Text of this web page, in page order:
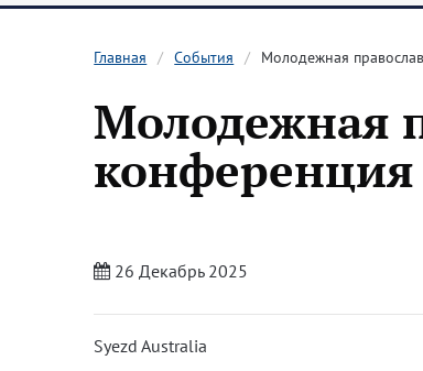
Главная События Молодежная
Молодежная
конференция
26 Декабрь 2025
Syezd Australia